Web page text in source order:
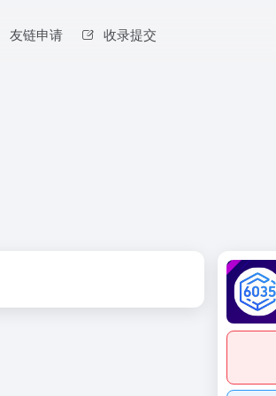
友链申请 收录提交